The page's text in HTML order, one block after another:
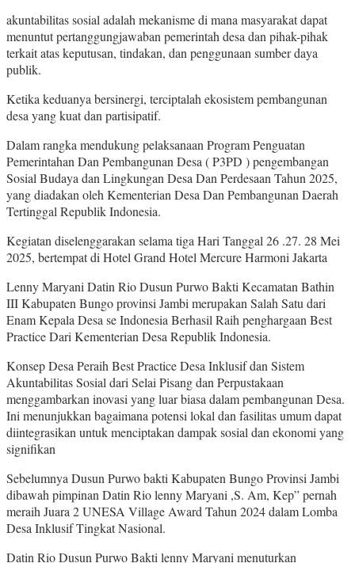
akuntabilitas sosial adalah mekanisme di mana masyarakat dapat
menuntut pertanggungjawaban pemerintah desa dan pihak-pihak
terkait atas keputusan, tindakan, dan penggunaan sumber daya
publik.
Ketika keduanya bersinergi, terciptalah ekosistem pembangunan
desa yang kuat dan partisipatif.
Dalam rangka mendukung pelaksanaan Program Penguatan
Pemerintahan Dan Pembangunan Desa ( P3PD ) pengembangan
Sosial Budaya dan Lingkungan Desa Dan Perdesaan Tahun 2025,
yang diadakan oleh Kementerian Desa Dan Pembangunan Daerah
Tertinggal Republik Indonesia.
Kegiatan diselenggarakan selama tiga Hari Tanggal 26 .27. 28 Mei
2025, bertempat di Hotel Grand Hotel Mercure Harmoni Jakarta
Lenny Maryani Datin Rio Dusun Purwo Bakti Kecamatan Bathin
III Kabupaten Bungo provinsi Jambi merupakan Salah Satu dari
Enam Kepala Desa se Indonesia Berhasil Raih penghargaan Best
Practice Dari Kementerian Desa Republik Indonesia.
Konsep Desa Peraih Best Practice Desa Inklusif dan Sistem
Akuntabilitas Sosial dari Selai Pisang dan Perpustakaan
menggambarkan inovasi yang luar biasa dalam pembangunan Desa.
Ini menunjukkan bagaimana potensi lokal dan fasilitas umum dapat
diintegrasikan untuk menciptakan dampak sosial dan ekonomi yang
signifikan
Sebelumnya Dusun Purwo bakti Kabupaten Bungo Provinsi Jambi
dibawah pimpinan Datin Rio lenny Maryani ,S. Am, Kep” pernah
meraih Juara 2 UNESA Village Award Tahun 2024 dalam Lomba
Desa Inklusif Tingkat Nasional.
Datin Rio Dusun Purwo Bakti lenny Maryani menuturkan